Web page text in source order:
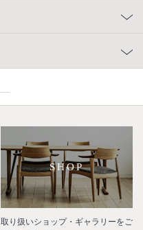
SHOP
取り扱いショップ・ギャラリーをご